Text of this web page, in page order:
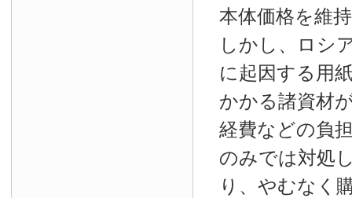
本体価格を維
しかし、ロシ
に起因する用
かかる諸資材
経費などの負
のみでは対処
り、やむなく